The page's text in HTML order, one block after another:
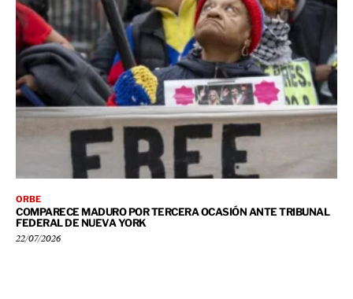
ORBE
COMPARECE MADURO POR TERCERA OCASIÓN ANTE TRIBUNAL
FEDERAL DE NUEVA YORK
22/07/2026